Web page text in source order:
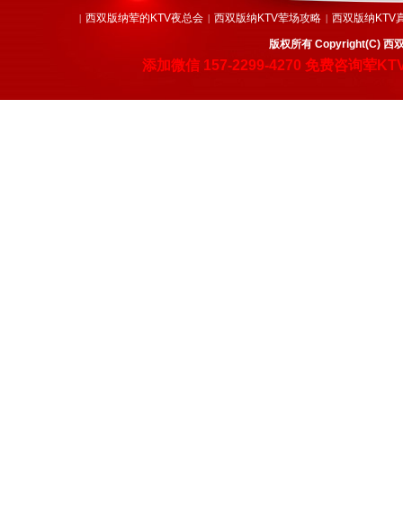
| 西双版纳荤的KTV夜总会 | 西双版纳KTV荤场攻略 | 西双版纳KTV
版权所有 Copyright(C) 西
添加微信157-2299-4270 免费咨询荤